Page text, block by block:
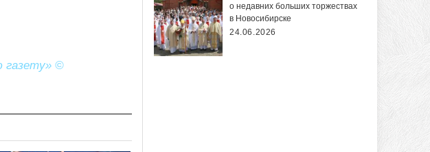
газету» ©
о недавних больших торжествах
в Новосибирске
24.06.2026